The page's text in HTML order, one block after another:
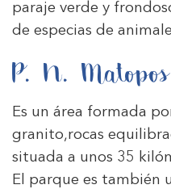
paraje verde y
de especias de
P. N. Matopos
Es un área formada
granito,rocas
situada a unos 35
El parque es también